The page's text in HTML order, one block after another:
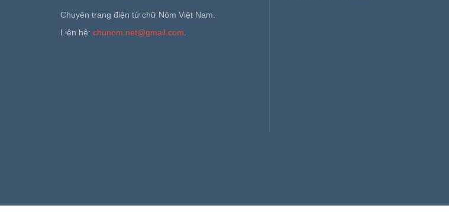
Chuyên trang điện tử chữ Nôm Việt Nam.
Liên hệ: chunom.net@gmail.com